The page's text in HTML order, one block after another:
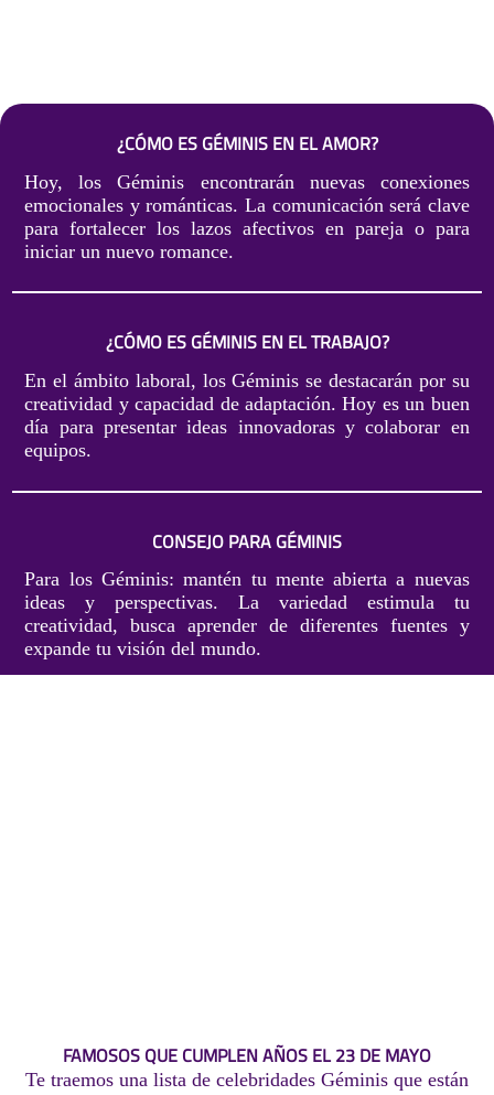
¿CÓMO ES GÉMINIS EN EL AMOR?
Hoy, los Géminis encontrarán nuevas conexiones
emocionales y románticas. La comunicación será clave
para fortalecer los lazos afectivos en pareja o para
iniciar un nuevo romance.
¿CÓMO ES GÉMINIS EN EL TRABAJO?
En el ámbito laboral, los Géminis se destacarán por su
creatividad y capacidad de adaptación. Hoy es un buen
día para presentar ideas innovadoras y colaborar en
equipos.
CONSEJO PARA GÉMINIS
Para los Géminis: mantén tu mente abierta a nuevas
ideas y perspectivas. La variedad estimula tu
creatividad, busca aprender de diferentes fuentes y
expande tu visión del mundo.
FAMOSOS QUE CUMPLEN AÑOS EL 23 DE MAYO
Te traemos una lista de celebridades Géminis que están